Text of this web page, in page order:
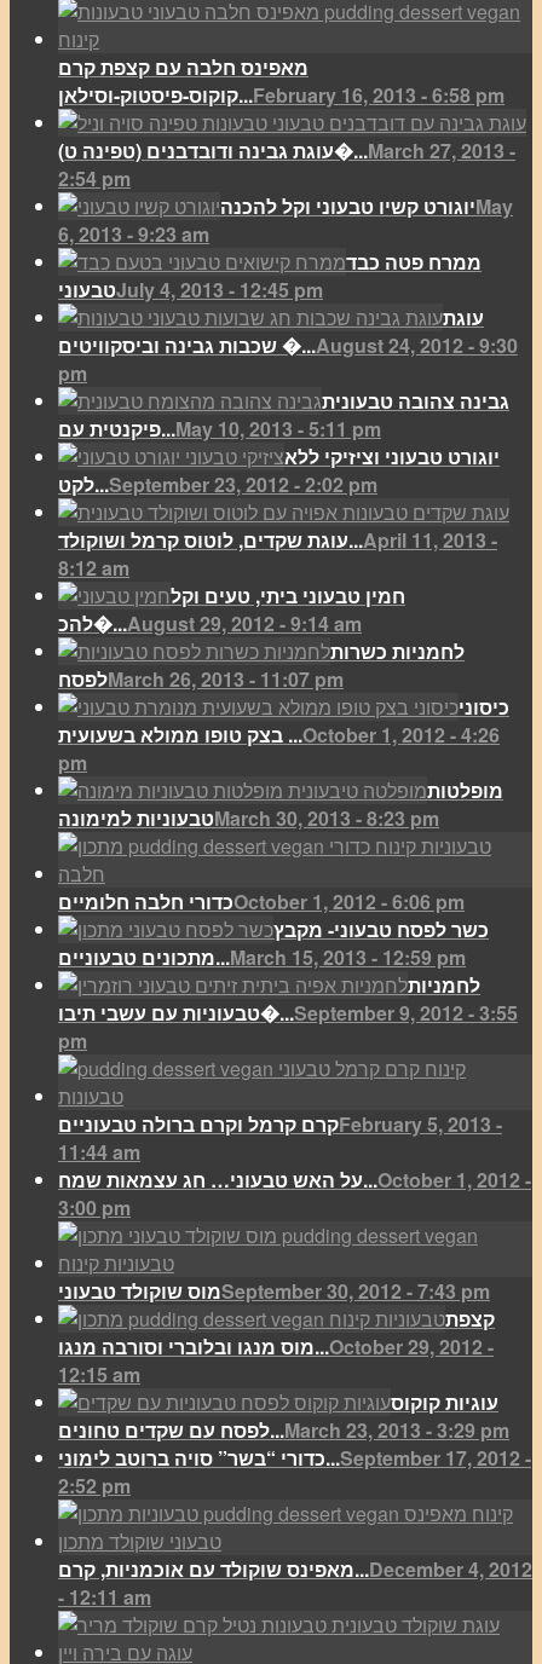
מאפינס חלבה עם קצפת קרם
קוקוס-פיסטוק-וסילאן...February 16, 2013 - 6:58 pm
(עוגת גבינה ודובדבנים (טפינה ט�...March 27, 2013 -
2:54 pm
יוגורט קשיו טבעוני וקל להכנהMay
6, 2013 - 9:23 am
ממרח פטה כבד
טבעוניJuly 4, 2013 - 12:45 pm
עוגת
שכבות גבינה וביסקוויטים �...August 24, 2012 - 9:30
pm
גבינה צהובה טבעונית
פיקנטית עם...May 10, 2013 - 5:11 pm
יוגורט טבעוני וציזיקי ללא
לקט...September 23, 2012 - 2:02 pm
עוגת שקדים, לוטוס קרמל ושוקולד...April 11, 2013 -
8:12 am
חמין טבעוני ביתי, טעים וקל
להכ�...August 29, 2012 - 9:14 am
לחמניות כשרות
לפסחMarch 26, 2013 - 11:07 pm
כיסוני
בצק טופו ממולא בשעועית ...October 1, 2012 - 4:26
pm
מופלטות
טבעוניות למימונהMarch 30, 2013 - 8:23 pm
כדורי חלבה חלומייםOctober 1, 2012 - 6:06 pm
כשר לפסח טבעוני- מקבץ
מתכונים טבעוניים...March 15, 2013 - 12:59 pm
לחמניות
טבעוניות עם עשבי תיבו�...September 9, 2012 - 3:55
pm
קרם קרמל וקרם ברולה טבעונייםFebruary 5, 2013 -
11:44 am
על האש טבעוני… חג עצמאות שמח...October 1, 2012 -
3:00 pm
מוס שוקולד טבעוניSeptember 30, 2012 - 7:43 pm
קצפת
מוס מנגו ובלוברי וסורבה מנגו...October 29, 2012 -
12:15 am
עוגיות קוקוס
לפסח עם שקדים טחונים...March 23, 2013 - 3:29 pm
כדורי “בשר” סויה ברוטב לימוני...September 17, 2012 -
2:52 pm
מאפינס שוקולד עם אוכמניות, קרם...December 4, 2012
- 12:11 am